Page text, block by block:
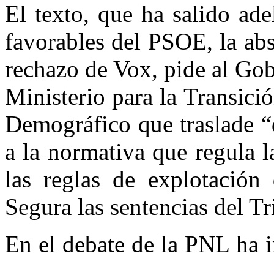
El texto, que ha salido
favorables del PSOE, la
rechazo de Vox, pide al
Ministerio para la
Demográfico que traslade
a la normativa que regula
las reglas de explotación
Segura las sentencias del
En el debate de la PNL ha